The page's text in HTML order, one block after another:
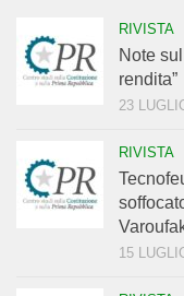
RIVISTA
Note
rendita”
23
RIVISTA
15